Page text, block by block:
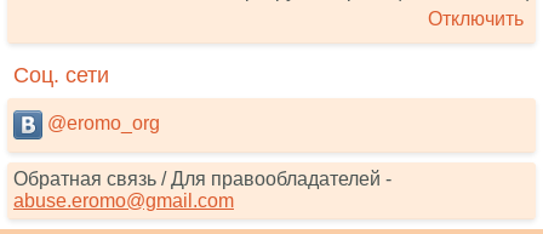
Отключить
Соц. сети
@eromo_org
Обратная связь / Для правообладателей -
abuse.eromo@gmail.com